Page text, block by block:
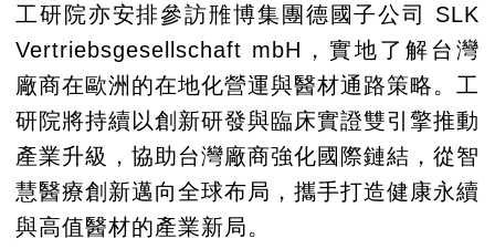
工研院亦安排參訪雃博集團德國子公司 SLK
Vertriebsgesellschaft mbH，實地了解台灣
廠商在歐洲的在地化營運與醫材通路策略。工
研院將持續以創新研發與臨床實證雙引擎推動
產業升級，協助台灣廠商強化國際鏈結，從智
慧醫療創新邁向全球布局，攜手打造健康永續
與高值醫材的產業新局。